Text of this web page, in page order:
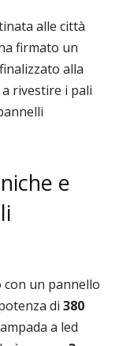
alle città
firmato un
alla
rivestire i pali
e
con un pannello
di 380
a led